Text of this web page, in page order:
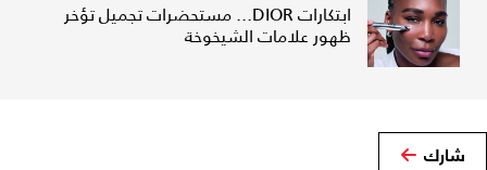
ابتكارات DIOR... مستحضرات تجميل تؤخر
ظهور علامات الشيخوخة
شارك